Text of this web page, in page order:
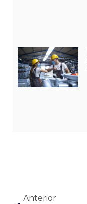
Anterior